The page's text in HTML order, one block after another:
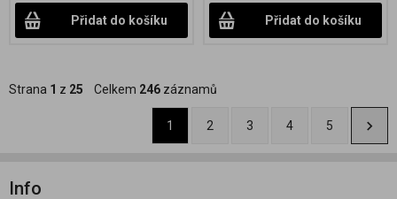
Přidat do košíku Přidat do košíku
Strana 1 z 25 Celkem 246 záznamů
1 2 3 4 5
Info